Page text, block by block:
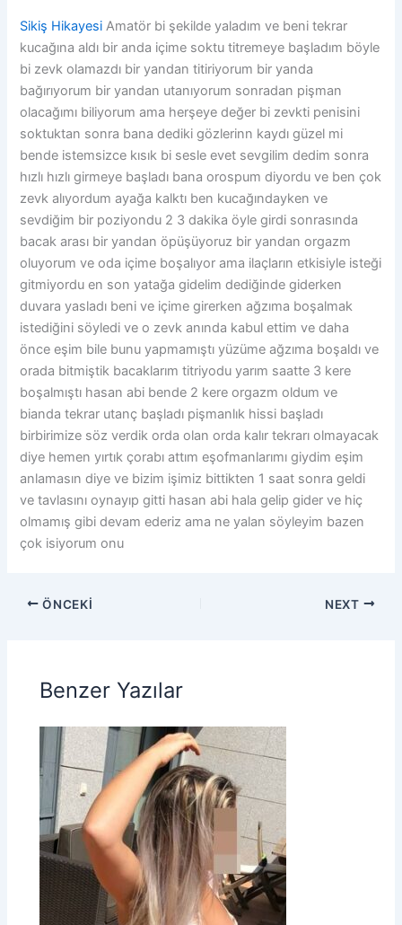
Sikiş Hikayesi Amatör bi şekilde yaladım ve beni tekrar
kucağına aldı bir anda içime soktu titremeye başladım böyle
bi zevk olamazdı bir yandan titiriyorum bir yanda
bağırıyorum bir yandan utanıyorum sonradan pişman
olacağımı biliyorum ama herşeye değer bi zevkti penisini
soktuktan sonra bana dediki gözlerinn kaydı güzel mi
bende istemsizce kısık bi sesle evet sevgilim dedim sonra
hızlı hızlı girmeye başladı bana orospum diyordu ve ben çok
zevk alıyordum ayağa kalktı ben kucağındayken ve
sevdiğim bir poziyondu 2 3 dakika öyle girdi sonrasında
bacak arası bir yandan öpüşüyoruz bir yandan orgazm
oluyorum ve oda içime boşalıyor ama ilaçların etkisiyle isteği
gitmiyordu en son yatağa gidelim dediğinde giderken
duvara yasladı beni ve içime girerken ağzıma boşalmak
istediğini söyledi ve o zevk anında kabul ettim ve daha
önce eşim bile bunu yapmamıştı yüzüme ağzıma boşaldı ve
orada bitmiştik bacaklarım titriyodu yarım saatte 3 kere
boşalmıştı hasan abi bende 2 kere orgazm oldum ve
bianda tekrar utanç başladı pişmanlık hissi başladı
birbirimize söz verdik orda olan orda kalır tekrarı olmayacak
diye hemen yırtık çorabı attım eşofmanlarımı giydim eşim
anlamasın diye ve bizim işimiz bittikten 1 saat sonra geldi
ve tavlasını oynayıp gitti hasan abi hala gelip gider ve hiç
olmamış gibi devam ederiz ama ne yalan söyleyim bazen
çok isiyorum onu
ÖNCEKI NEXT
Benzer Yazılar